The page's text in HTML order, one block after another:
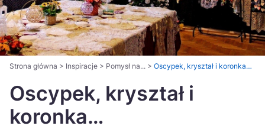
Italiano Magyar
Nederlands 日本語
Português Norsk
Suomi Svenska
Україна
Strona główna > Inspiracje > Pomysł na... > Oscypek, kryształ i koronka…
Oscypek, kryształ i
koronka…